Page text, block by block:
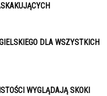
DLA WSZYSTKICH
WYGLĄDAJĄ SKOKI